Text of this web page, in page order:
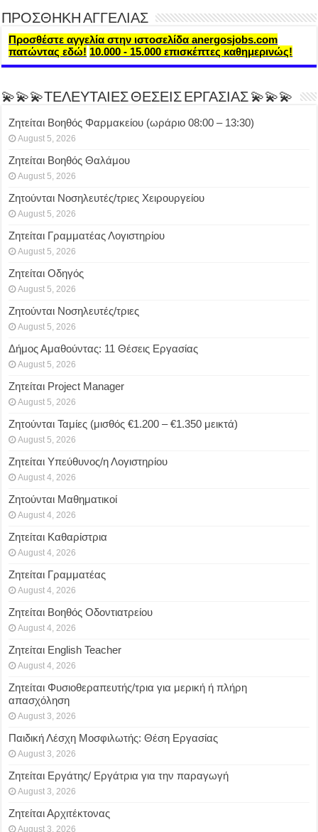
ΠΡΟΣΘΗΚΗ ΑΓΓΕΛΙΑΣ
Προσθέστε αγγελία στην ιστοσελίδα anergosjobs.com
πατώντας εδώ! 10.000 - 15.000 επισκέπτες καθημερινώς!
💫💫💫ΤΕΛΕΥΤΑΙΕΣ ΘΕΣΕΙΣ ΕΡΓΑΣΙΑΣ 💫💫💫
Ζητείται Βοηθός Φαρμακείου (ωράριο 08:00 – 13:30)
August 5, 2026
Ζητείται Βοηθός Θαλάμου
August 5, 2026
Ζητούνται Νοσηλευτές/τριες Χειρουργείου
August 5, 2026
Ζητείται Γραμματέας Λογιστηρίου
August 5, 2026
Ζητείται Οδηγός
August 5, 2026
Ζητούνται Νοσηλευτές/τριες
August 5, 2026
Δήμος Αμαθούντας: 11 Θέσεις Εργασίας
August 5, 2026
Ζητείται Project Manager
August 5, 2026
Ζητούνται Ταμίες (μισθός €1.200 – €1.350 μεικτά)
August 5, 2026
Ζητείται Υπεύθυνος/η Λογιστηρίου
August 4, 2026
Ζητούνται Μαθηματικοί
August 4, 2026
Ζητείται Καθαρίστρια
August 4, 2026
Ζητείται Γραμματέας
August 4, 2026
Ζητείται Βοηθός Οδοντιατρείου
August 4, 2026
Ζητείται English Teacher
August 4, 2026
Ζητείται Φυσιοθεραπευτής/τρια για μερική ή πλήρη
απασχόληση
August 3, 2026
Παιδική Λέσχη Μοσφιλωτής: Θέση Εργασίας
August 3, 2026
Ζητείται Εργάτης/ Εργάτρια για την παραγωγή
August 3, 2026
Ζητείται Αρχιτέκτονας
August 3, 2026